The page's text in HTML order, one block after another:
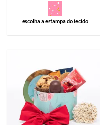
escolha a estampa do tecido